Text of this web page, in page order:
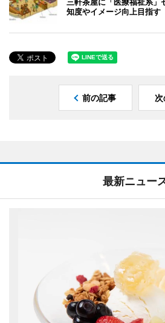
知度やイメージ向上目指す
前の記事 次
最新ニュー